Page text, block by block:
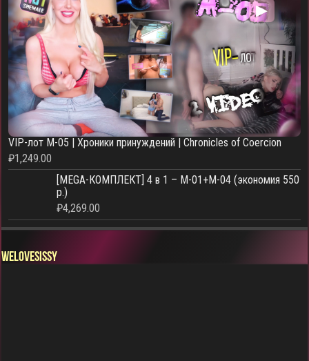
▶
VIP-лот M-05 | Хроники принуждений | Chronicles of Coercion
₽1,249.00
[MEGA-КОМПЛЕКТ] 4 в 1 – M-01+M-04 (экономия 550
р.)
₽4,269.00
WELOVESISSY